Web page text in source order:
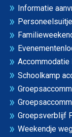
Informatie
Accommodatie
Schoolkamp
Groepsverblijf
Weekendje